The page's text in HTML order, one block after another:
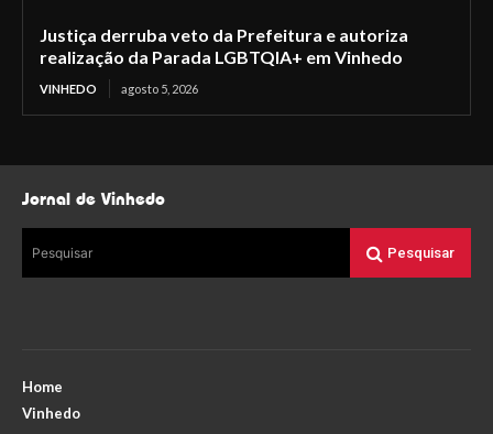
Justiça derruba veto da Prefeitura e autoriza
realização da Parada LGBTQIA+ em Vinhedo
VINHEDO agosto 5, 2026
Jornal de Vinhedo
Pesquisar Pesquisar
Home
Vinhedo